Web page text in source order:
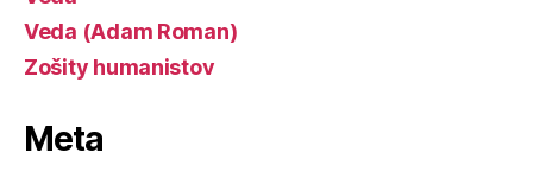
Veda (Adam Roman)
Zošity humanistov
Meta